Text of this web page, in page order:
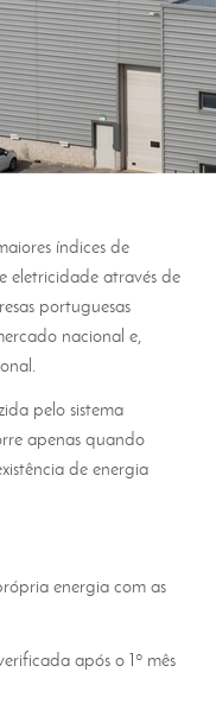
índices de
eletricidade através de
portuguesas
nacional e,
pelo sistema
apenas quando
de energia
energia com as
após o 1º mês